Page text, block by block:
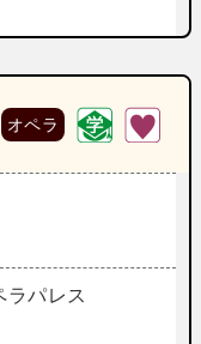
オペラ
ラパレス